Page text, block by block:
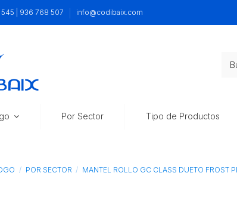
| 936 768 507 info@codibaix.com
Por Sector Tipo de Productos
POR SECTOR MANTEL ROLLO GC CLASS DUETO FROST